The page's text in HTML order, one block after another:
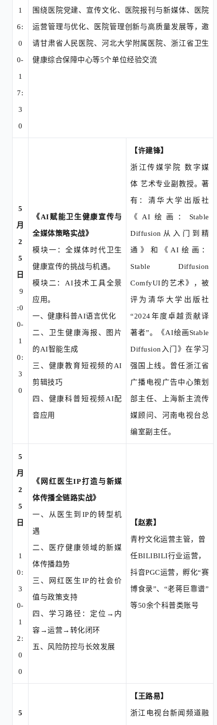
1
6:
0
0-
1
7:
3
0
围绕医院党建、宣传文化、医院报刊与新媒体、医院
运营管理与优化、医院管理创新与高质量发展等，邀
请甘肃省人民医院、河北大学附属医院、浙江省卫生
健康综合保障中心等5个单位经验交流
5
月
2
5
日
9
:0
0-
1
0:
3
0
《AI赋能卫生健康宣传与
全媒体策略实战》
模块一：全媒体时代卫生
健康宣传的挑战与机遇。
模块二： AI技术工具全景
应用。
一、健康科普AI语言优化
二、 卫生健康海报、图片
的AI智能生成
三、 健康教育短视频的 AI
剪辑技巧
四、 健康科普短视频 AI配
音应用
【许建锋】
浙江传媒学院 数字媒
体 艺术专业副教授。著
有：清华大学出版社
《 AI绘画：Stable
Diffusion从入门到精
通》和《AI绘 画 ：
Stable Diffusion
ComfyUI的艺术》，被
评为清华大学出版社
“2024年度卓越贡献译
著者”。《AI绘画Stable
Diffusion入门》在学习
强国上线。曾任浙江省
广播电视广告中心策划
部主任、上海新主流传
媒顾问、河南电视台总
编室副主任。
5
月
2
5
日
1
0:
3
0-
1
2:
0
0
《网红医生IP打造与新媒
体传播全链路实战》
一、 从医生到 IP的转型机
遇
二、 医疗健康领域的新媒
体传播趋势
三、 网红医生 IP的社会价
值与政策支持
四、 学习路径：定位 →内
容→运营→转化闭环
五、 风险防控与长效发展
【赵素】
青柠文化运营主管，曾
任BILIBILI行业运营，
抖音PGC运营，孵化“赛
博食录”、“老蒋巨靠谱”
等50余个科普类账号
5
【王路易】
浙江电视台新闻频道融